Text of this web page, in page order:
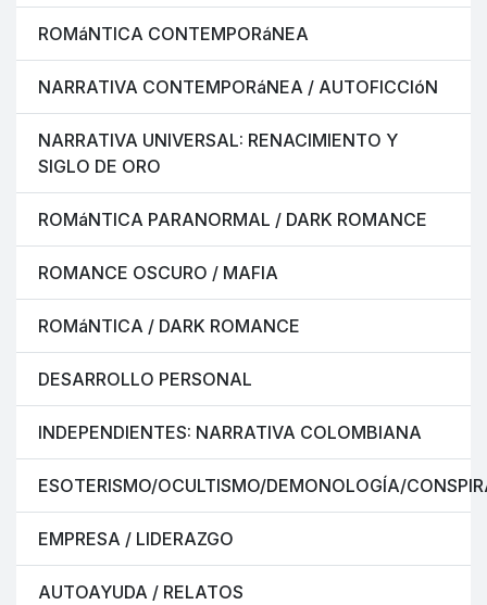
ROMáNTICA CONTEMPORáNEA
NARRATIVA CONTEMPORáNEA / AUTOFICCIóN
NARRATIVA UNIVERSAL: RENACIMIENTO Y
SIGLO DE ORO
ROMáNTICA PARANORMAL / DARK ROMANCE
ROMANCE OSCURO / MAFIA
ROMáNTICA / DARK ROMANCE
DESARROLLO PERSONAL
INDEPENDIENTES: NARRATIVA COLOMBIANA
ESOTERISMO/OCULTISMO/DEMONOLOGÍA/
EMPRESA / LIDERAZGO
AUTOAYUDA / RELATOS